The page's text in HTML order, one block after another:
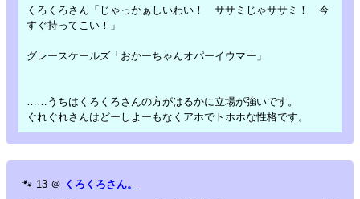
くろくろさん「じゃっかぁしいわい！ ササミじゃササミ！ 今
すぐ持ってこい！」
グレースケールズ「おかーちゃんオパーイウマー」
……うちはくろくろさんの方がはるかに立場が強いです。
ぐれぐれさんはどーしよーもなくアホでトホホな性格です。
🐾 13 ＠ くろくろさん。